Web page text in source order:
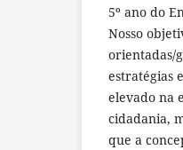
5º ano do
Nosso
orientadas/
estratégias
elevado na
cidadania,
que a